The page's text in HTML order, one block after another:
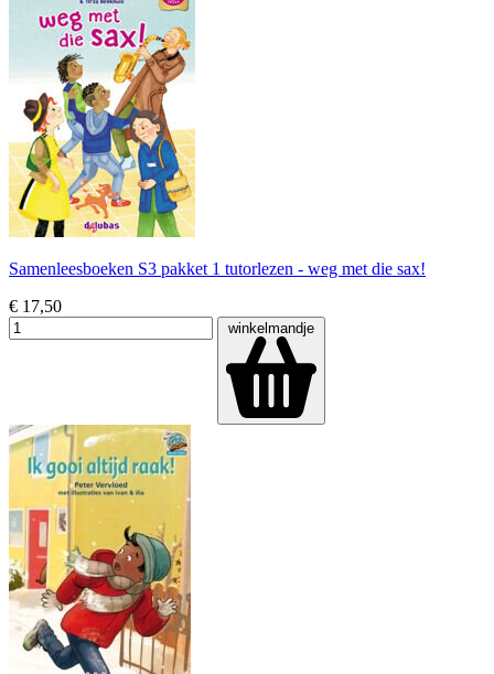
Samenleesboeken S3 pakket 1 tutorlezen - weg met die sax!
€ 17,50
winkelmandje